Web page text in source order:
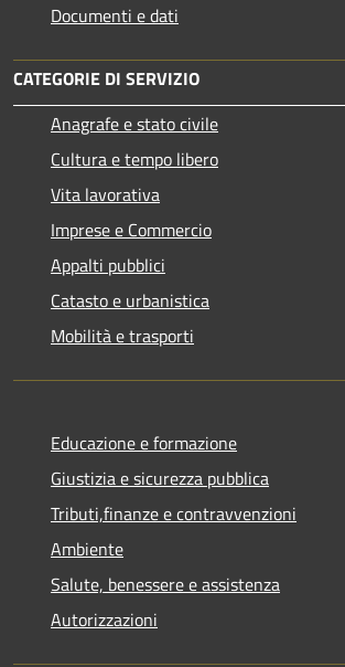
Documenti e dati
CATEGORIE DI SERVIZIO
Anagrafe e stato civile
Cultura e tempo libero
Vita lavorativa
Imprese e Commercio
Appalti pubblici
Catasto e urbanistica
Mobilità e trasporti
Educazione e formazione
Giustizia e sicurezza pubblica
Tributi,finanze e contravvenzioni
Ambiente
Salute, benessere e assistenza
Autorizzazioni